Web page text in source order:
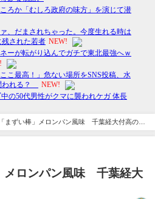
まずい棒」メロンパン風味 千葉経大付高の生
メロンパン風味 千葉経大